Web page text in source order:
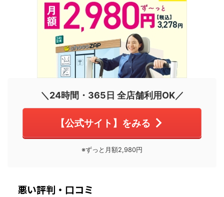
＼24時間・365日 全店舗利用OK／
【公式サイト】をみる
※ずっと月額2,980円
悪い評判・口コミ